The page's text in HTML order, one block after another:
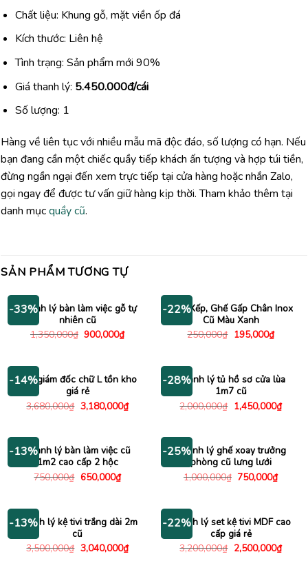
Chất liệu: Khung gỗ, mặt viền ốp đá
Kích thước: Liên hệ
Tình trạng: Sản phẩm mới 90%
Giá thanh lý: 5.450.000đ/cái
Số lượng: 1
Hàng về liên tục với nhiều mẫu mã độc đáo, số lượng có hạn. Nếu
bạn đang cần một chiếc quầy tiếp khách ấn tượng và hợp túi tiền,
đừng ngần ngại đến xem trực tiếp tại cửa hàng hoặc nhắn Zalo,
gọi ngay để được tư vấn giữ hàng kịp thời. Tham khảo thêm tại
danh mụcquầy cũ.
SẢN PHẨM TƯƠNG TỰ
-33%
Thanh lý bàn làm việc gỗ tự
nhiên cũ
1,350,000₫ Giá
900,000₫Giá
hiện
900,000₫.
-22%
Ghế Xếp, Ghế Gấp Chân Inox
Cũ Màu Xanh
250,000₫ Giá
195,000₫Giá
hiện
-14%
Bàn giám đốc chữ L tồn kho
giá rẻ
3,680,000₫ Giá
gốc
3,180,000₫Giá
hiện
3,180,000₫.
-28%Thanh lý tủ hồ sơ cửa lùa
1m7 cũ
2,000,000₫ Giá
gốc
1,450,000₫Giá
hiện
-13%Thanh lý bàn làm việc cũ
1m2 cao cấp 2 hộc
750,000₫ Giá
650,000₫Giá
hiện
650,000₫.
-25%Thanh lý ghế xoay trưởng
phòng cũ lưng lưới
1,000,000₫ Giá
750,000₫Giá
hiện
-13%
Thanh lý kệ tivi trắng dài 2m
cũ
3,500,000₫ Giá
gốc
3,040,000₫Giá
hiện
-22%
Thanh lý set kệ tivi MDF cao
cấp giá rẻ
3,200,000₫ Giá
gốc
2,500,000₫Giá
hiện